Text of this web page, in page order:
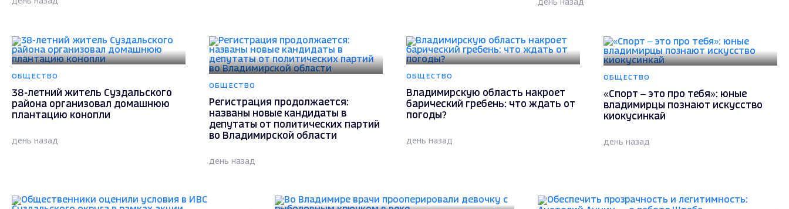
ОБЩЕСТВО
38-летний житель Суздальского
района организовал домашнюю
плантацию конопли
день назад
ОБЩЕСТВО
Регистрация продолжается:
названы новые кандидаты в
депутаты от политических партий
во Владимирской области
день назад
ОБЩЕСТВО
Владимирскую область накроет
барический гребень: что ждать от
погоды?
день назад
ОБЩЕСТВО
«Спорт – это про тебя»: юные
владимирцы познают искусство
киокусинкай
день назад